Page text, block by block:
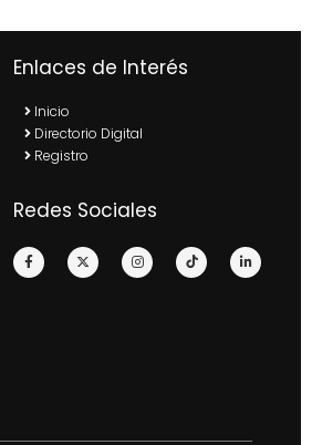
Enlaces de Interés
Inicio
Directorio Digital
Registro
Redes Sociales